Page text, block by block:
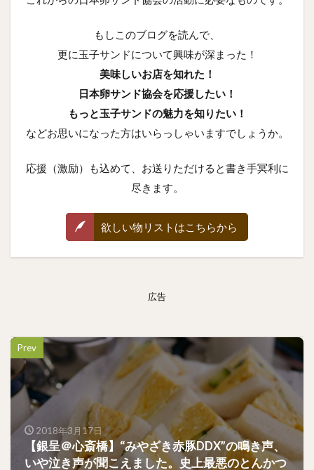
もしこのブログを読んで、
更に玉子サンドについて興味が深まった！
美味しいお店を知れた！
日本卵サンド協会を応援したい！
もっと玉子サンドの魅力を知りたい！
などお思いになった方はいらっしゃいますでしょうか。
応援（激励）も込めて、お送りただけると書き手冥利に
尽きます。
欲しい物リストはこちらから
広告
Prev
2018年3月17日
【銀呈＠心斎橋】“みやざき赤豚DDX”の鳴き声、
いや泣き声が聞こえました。史上最悪のとんかつ